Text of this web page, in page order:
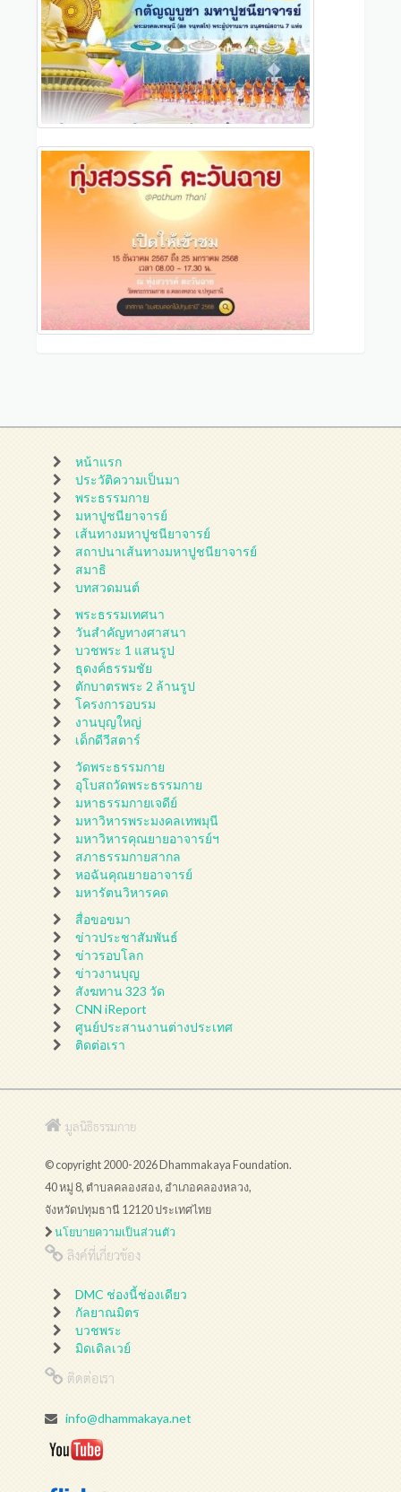
หน้าแรก
ประวัติความเป็นมา
พระธรรมกาย
มหาปูชนียาจารย์
เส้นทางมหาปูชนียาจารย์
สถาปนาเส้นทางมหาปูชนียาจารย์
สมาธิ
บทสวดมนต์
พระธรรมเทศนา
วันสำคัญทางศาสนา
บวชพระ 1 แสนรูป
ธุดงค์ธรรมชัย
ตักบาตรพระ 2 ล้านรูป
โครงการอบรม
งานบุญใหญ่
เด็กดีวีสตาร์
วัดพระธรรมกาย
อุโบสถวัดพระธรรมกาย
มหาธรรมกายเจดีย์
มหาวิหารพระมงคลเทพมุนี
มหาวิหารคุณยายอาจารย์ฯ
สภาธรรมกายสากล
หอฉันคุณยายอาจารย์
มหารัตนวิหารคด
สื่อขอขมา
ข่าวประชาสัมพันธ์
ข่าวรอบโลก
ข่าวงานบุญ
สังฆทาน 323 วัด
CNN iReport
ศูนย์ประสานงานต่างประเทศ
ติดต่อเรา
มูลนิธิธรรมกาย
© copyright 2000-2026 Dhammakaya Foundation.
40 หมู่ 8, ตำบลคลองสอง, อำเภอคลองหลวง,
จังหวัดปทุมธานี 12120 ประเทศไทย
นโยบายความเป็นส่วนตัว
ลิงค์ที่เกี่ยวข้อง
DMC ช่องนี้ช่องเดียว
กัลยาณมิตร
บวชพระ
มิดเดิลเวย์
ติดต่อเรา
info@dhammakaya.net